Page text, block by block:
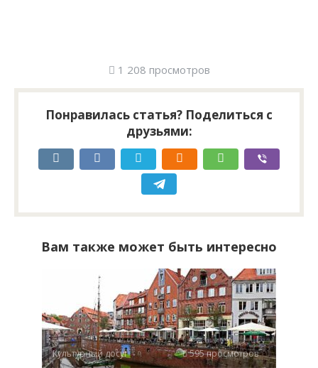
1 208 просмотров
Понравилась статья? Поделиться с
друзьями:
Вам также может быть интересно
Культурный досуг 595 просмотров